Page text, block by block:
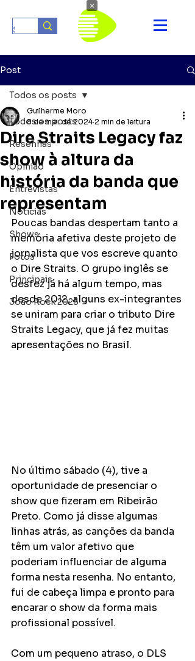
Post
Todos os posts
Resenhas
Opinião
Entrevistas
Notícias
Shows
Fotos
Principais
João Rock 2025
Todos os posts
Dire Straits Legacy faz
show à altura da
história da banda que
representam
Guilherme Moro
8 de mai. de 2024 2 min de leitura
Poucas bandas despertam tanto a
memória afetiva deste projeto de
jornalista que vos escreve quanto
o Dire Straits. O grupo inglês se
desfez já há algum tempo, mas
desde 2012, alguns ex-integrantes
se uniram para criar o tributo Dire
Straits Legacy, que já fez muitas
apresentações no Brasil.
No último sábado (4), tive a
oportunidade de presenciar o
show que fizeram em Ribeirão
Preto. Como já disse algumas
linhas atrás, as canções da banda
têm um valor afetivo que
poderiam influenciar de alguma
forma nesta resenha. No entanto,
fui de cabeça limpa e pronto para
encarar o show da forma mais
profissional possível.
Com um pequeno atraso, o DLS
×